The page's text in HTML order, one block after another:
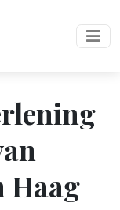
Haag